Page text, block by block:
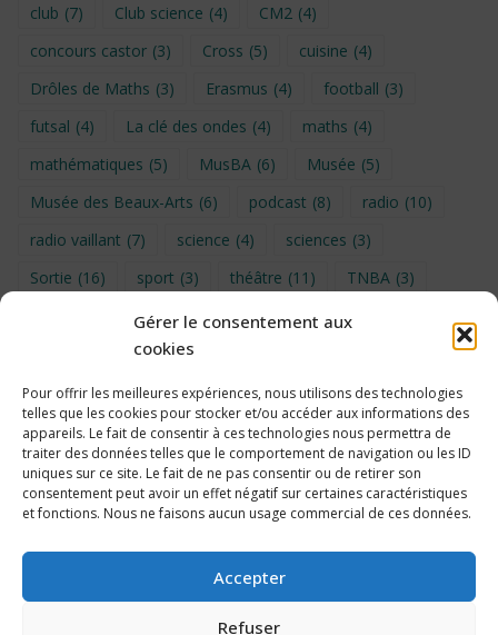
Gérer le consentement aux
cookies
Pour offrir les meilleures expériences, nous utilisons des technologies
telles que les cookies pour stocker et/ou accéder aux informations des
appareils. Le fait de consentir à ces technologies nous permettra de
traiter des données telles que le comportement de navigation ou les ID
uniques sur ce site. Le fait de ne pas consentir ou de retirer son
consentement peut avoir un effet négatif sur certaines caractéristiques
et fonctions. Nous ne faisons aucun usage commercial de ces données.
Accepter
Refuser
club (7) Club science (4) CM2 (4)
concours castor (3) Cross (5) cuisine (4)
Drôles de Maths (3) Erasmus (4) football (3)
futsal (4) La clé des ondes (4) maths (4)
mathématiques (5) MusBA (6) Musée (5)
Musée des Beaux-Arts (6) podcast (8) radio (10)
radio vaillant (7) science (4) sciences (3)
Sortie (16) sport (3) théâtre (11) TNBA (3)
UNSS (9) upe2a (7) vidéo
Voyage en provence 2026
Voyage à Bruxelles 2024 (4) Wahid Chakib (4)
éco-délégués (7)
Politique de cookies